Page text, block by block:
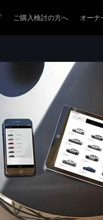
ご購入検討の方へ オーナ